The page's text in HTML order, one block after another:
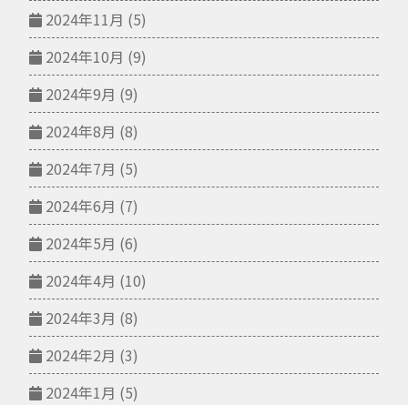
2024年11月 (5)
2024年10月 (9)
2024年9月 (9)
2024年8月 (8)
2024年7月 (5)
2024年6月 (7)
2024年5月 (6)
2024年4月 (10)
2024年3月 (8)
2024年2月 (3)
2024年1月 (5)